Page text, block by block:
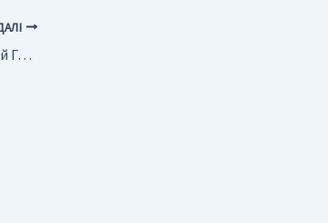
Украина. Достройка Ташлыцкой ГАЭС приостановлена